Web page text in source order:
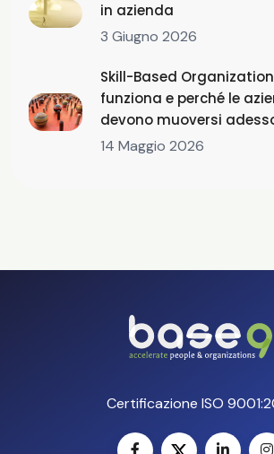
in azienda
3 Giugno 2026
Skill-Based
funziona e perché le
devono muoversi
14 Maggio 2026
Certificazione ISO